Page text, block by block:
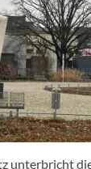
unterbricht